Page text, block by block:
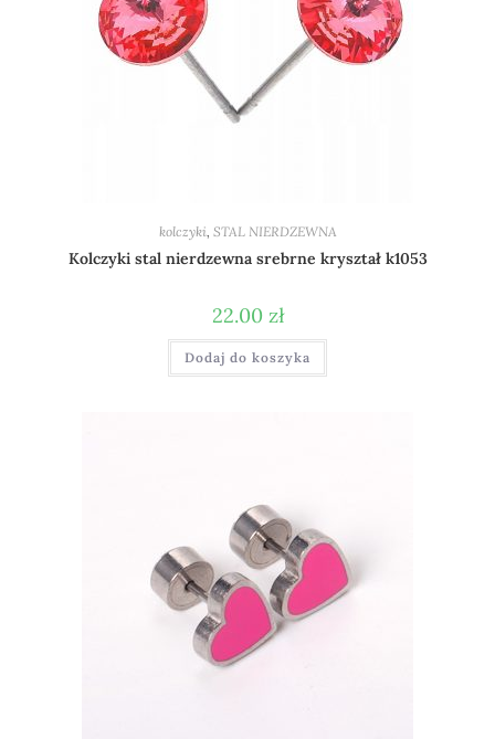
kolczyki STAL NIERDZEWNA
Kolczyki stal nierdzewna srebrne kryształ k1053
22.00 zł
Dodaj do koszyka